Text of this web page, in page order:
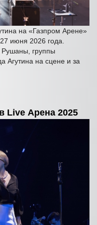
на «Газпром Арене»
июня 2026 года.
Рушаны, группы
Агутина на сцене и за
Live Арена 2025